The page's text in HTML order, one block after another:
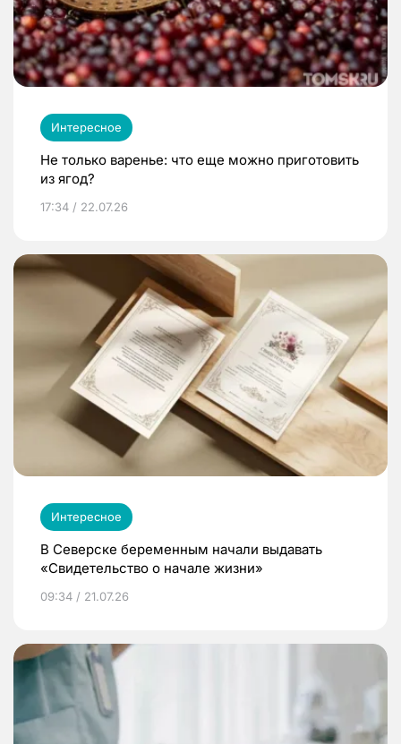
Интересное
Не только варенье: что еще можно приготовить
из ягод?
17:34 / 22.07.26
Интересное
В Северске беременным начали выдавать
«Свидетельство о начале жизни»
09:34 / 21.07.26